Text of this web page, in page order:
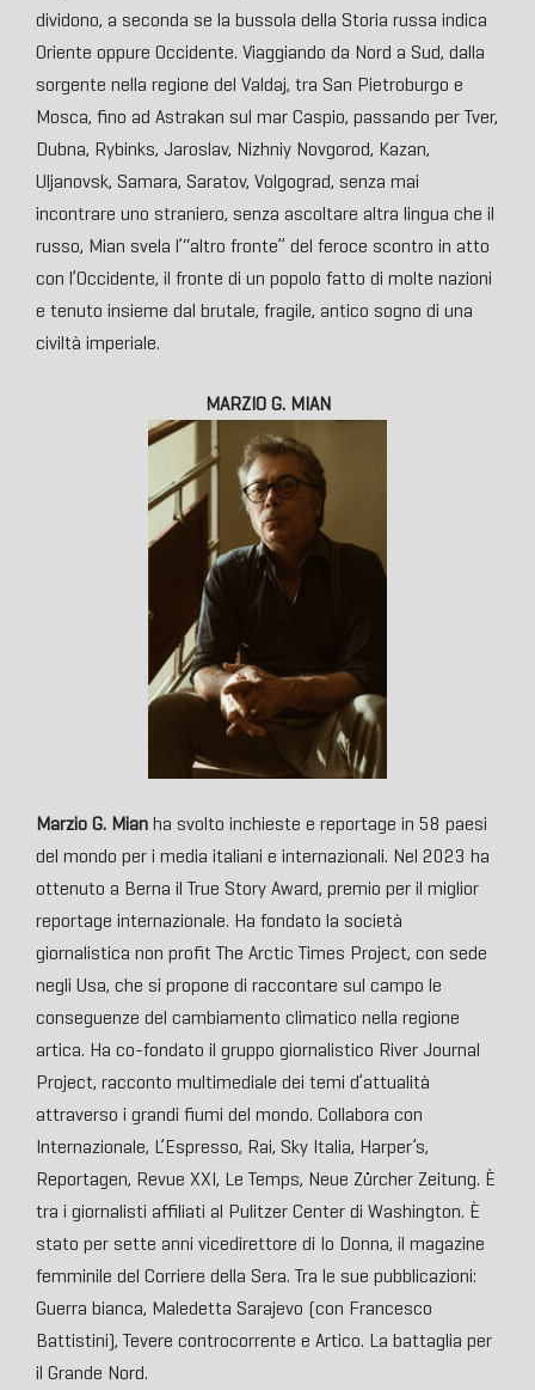
dividono, a seconda se la bussola della Storia russa indica
Oriente oppure Occidente. Viaggiando da Nord a Sud, dalla
sorgente nella regione del Valdaj, tra San Pietroburgo e
Mosca, fino ad Astrakan sul mar Caspio, passando per Tver,
Dubna, Rybinks, Jaroslav, Nizhniy Novgorod, Kazan,
Uljanovsk, Samara, Saratov, Volgograd, senza mai
incontrare uno straniero, senza ascoltare altra lingua che il
russo, Mian svela l’“altro fronte” del feroce scontro in atto
con l’Occidente, il fronte di un popolo fatto di molte nazioni
e tenuto insieme dal brutale, fragile, antico sogno di una
civiltà imperiale.
MARZIO G. MIAN
Marzio G. Mian ha svolto inchieste e reportage in 58 paesi
del mondo per i media italiani e internazionali. Nel 2023 ha
ottenuto a Berna il True Story Award, premio per il miglior
reportage internazionale. Ha fondato la società
giornalistica non profit The Arctic Times Project, con sede
negli Usa, che si propone di raccontare sul campo le
conseguenze del cambiamento climatico nella regione
artica. Ha co-fondato il gruppo giornalistico River Journal
Project, racconto multimediale dei temi d’attualità
attraverso i grandi fiumi del mondo. Collabora con
Internazionale, L’Espresso, Rai, Sky Italia, Harper’s,
Reportagen, Revue XXI, Le Temps, Neue Zürcher Zeitung. È
tra i giornalisti affiliati al Pulitzer Center di Washington. È
stato per sette anni vicedirettore di Io Donna, il magazine
femminile del Corriere della Sera. Tra le sue pubblicazioni:
Guerra bianca, Maledetta Sarajevo (con Francesco
Battistini), Tevere controcorrente e Artico. La battaglia per
il Grande Nord.